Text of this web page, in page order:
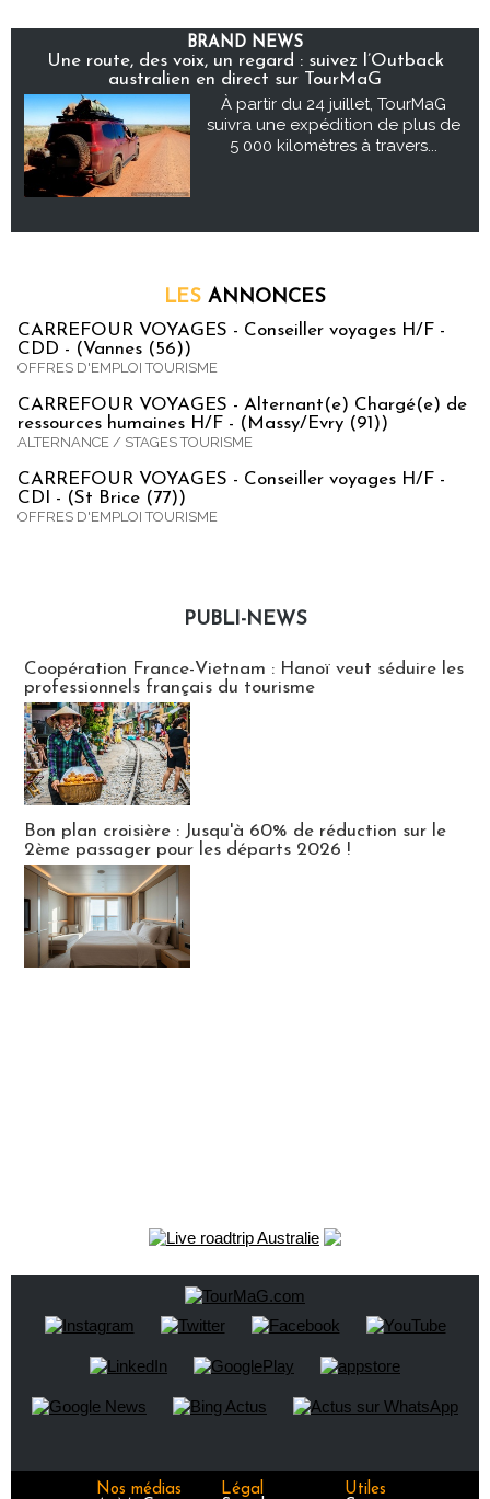
BRAND NEWS
Une route, des voix, un regard : suivez l’Outback
australien en direct sur TourMaG
À partir du 24 juillet, TourMaG
suivra une expédition de plus de
5 000 kilomètres à travers...
LES ANNONCES
CARREFOUR VOYAGES - Conseiller voyages H/F -
CDD - (Vannes (56))
OFFRES D'EMPLOI TOURISME
CARREFOUR VOYAGES - Alternant(e) Chargé(e) de
ressources humaines H/F - (Massy/Evry (91))
ALTERNANCE / STAGES TOURISME
CARREFOUR VOYAGES - Conseiller voyages H/F -
CDI - (St Brice (77))
OFFRES D'EMPLOI TOURISME
PUBLI-NEWS
Coopération France-Vietnam : Hanoï veut séduire les
professionnels français du tourisme
Bon plan croisière : Jusqu'à 60% de réduction sur le
2ème passager pour les départs 2026 !
Nos médias
Légal
Utiles